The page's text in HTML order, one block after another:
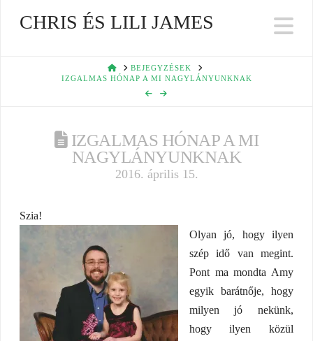
CHRIS ÉS LILI JAMES
HOMEBEJEGYZÉSEK
IZGALMAS HÓNAP A MI NAGYLÁNYUNKNAK
IZGALMAS HÓNAP A MI
NAGYLÁNYUNKNAK
2016. április 15.
Szia!
Olyan jó, hogy ilyen
szép idő van megint.
Pont ma mondta Amy
egyik barátnője, hogy
milyen jó nekünk,
hogy ilyen közül